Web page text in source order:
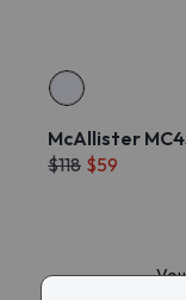
McAllister
$118 $59